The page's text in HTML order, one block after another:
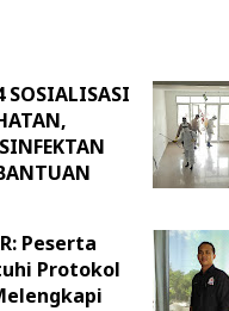
SOSIALISASI
Peserta
Protokol